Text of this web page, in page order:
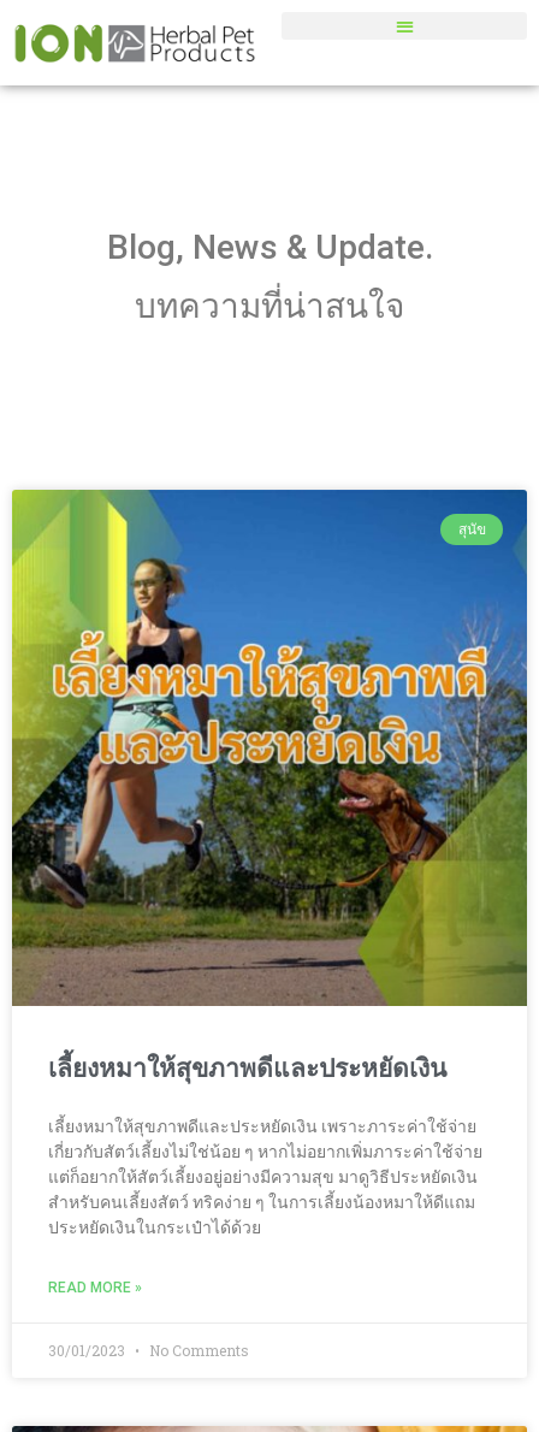
Blog, News & Update.
บทความที่น่าสนใจ
สุนัข
เลี้ยงหมาให้สุขภาพดีและประหยัดเงิน
เลี้ยงหมาให้สุขภาพดีและประหยัดเงิน เพราะภาระค่าใช้จ่าย
เกี่ยวกับสัตว์เลี้ยงไม่ใช่น้อย ๆ หากไม่อยากเพิ่มภาระค่าใช้จ่าย
แต่ก็อยากให้สัตว์เลี้ยงอยู่อย่างมีความสุข มาดูวิธีประหยัดเงิน
สำหรับคนเลี้ยงสัตว์ ทริคง่าย ๆ ในการเลี้ยงน้องหมาให้ดีแถม
ประหยัดเงินในกระเป๋าได้ด้วย
READ MORE »
30/01/2023 No Comments